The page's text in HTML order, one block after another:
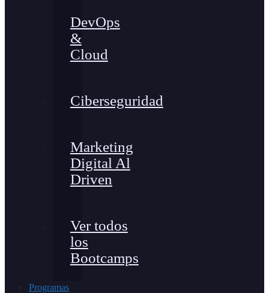
DevOps
&
Cloud
Ciberseguridad
Marketing
Digital Al
Driven
Ver todos
los
Bootcamps
Programas